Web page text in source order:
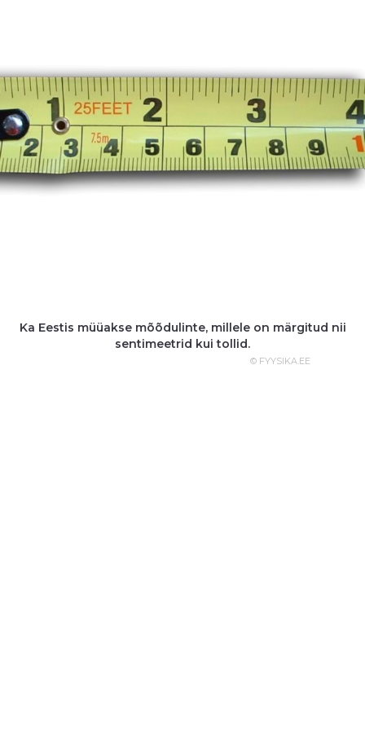
Ka Eestis müüakse mõõdulinte, millele on märgitud nii
sentimeetrid kui tollid.
© FYYSIKA.EE